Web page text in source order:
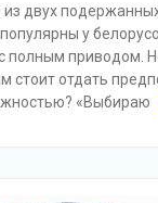
двух
у
полным приводом.
стоит отдать
«Выбираю